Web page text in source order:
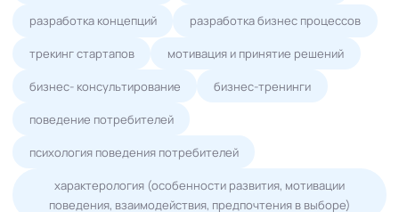
разработка концепций разработка бизнес процессов
трекинг стартапов мотивация и принятие решений
бизнес- консультирование бизнес-тренинги
поведение потребителей
психология поведения потребителей
характерология (особенности развития, мотивации
поведения, взаимодействия, предпочтения в выборе)